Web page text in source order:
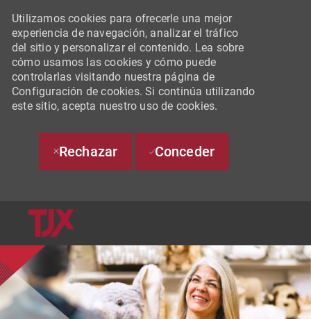
Utilizamos cookies para ofrecerle una mejor
experiencia de navegación, analizar el tráfico
del sitio y personalizar el contenido. Lea sobre
cómo usamos las cookies y cómo puede
controlarlas visitando nuestra página de
Configuración de cookies. Si continúa utilizando
este sitio, acepta nuestro uso de cookies.
Rechazar Conceder